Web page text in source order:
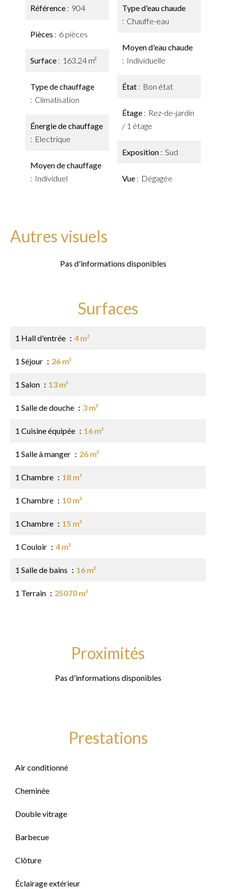
Référence 904
Pièces 6 pièces
Surface 163.24 m²
Type de chauffage
Climatisation
Énergie de chauffage
Electrique
Moyen de chauffage
Individuel
Type d'eau chaude
Chauffe-eau
Moyen d'eau chaude
Individuelle
État Bon état
Étage
Rez-de-jardin
/ 1 étage
Exposition Sud
Vue Dégagée
Autres visuels
Pas d'informations disponibles
Surfaces
1 Hall d'entrée 4 m²
1 Séjour 26 m²
1 Salon 13 m²
1 Salle de douche 3 m²
1 Cuisine équipée 16 m²
1 Salle à manger 26 m²
1 Chambre 18 m²
1 Chambre 10 m²
1 Chambre 15 m²
1 Couloir 4 m²
1 Salle de bains 16 m²
1 Terrain 25070 m²
Proximités
Pas d'informations disponibles
Prestations
Air conditionné
Cheminée
Double vitrage
Barbecue
Clôture
Éclairage extérieur